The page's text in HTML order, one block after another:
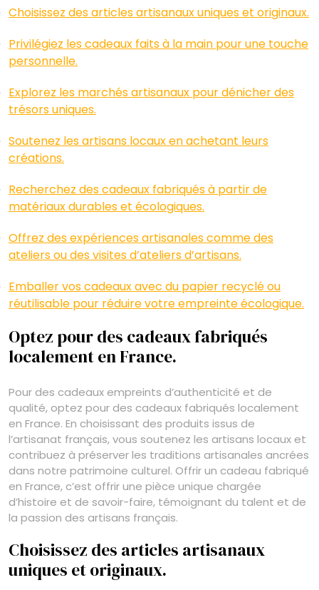
Choisissez des articles artisanaux uniques et originaux.
Privilégiez les cadeaux faits à la main pour une touche
personnelle.
Explorez les marchés artisanaux pour dénicher des
trésors uniques.
Soutenez les artisans locaux en achetant leurs
créations.
Recherchez des cadeaux fabriqués à partir de
matériaux durables et écologiques.
Offrez des expériences artisanales comme des
ateliers ou des visites d’ateliers d’artisans.
Emballer vos cadeaux avec du papier recyclé ou
réutilisable pour réduire votre empreinte écologique.
Optez pour des cadeaux fabriqués
localement en France.
Pour des cadeaux empreints d’authenticité et de
qualité, optez pour des cadeaux fabriqués localement
en France. En choisissant des produits issus de
l’artisanat français, vous soutenez les artisans locaux et
contribuez à préserver les traditions artisanales ancrées
dans notre patrimoine culturel. Offrir un cadeau fabriqué
en France, c’est offrir une pièce unique chargée
d’histoire et de savoir-faire, témoignant du talent et de
la passion des artisans français.
Choisissez des articles artisanaux
uniques et originaux.